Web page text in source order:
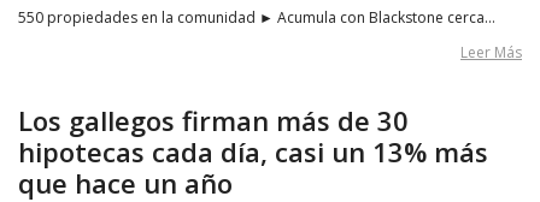
550 propiedades en la comunidad ► Acumula con Blackstone cerca…
Leer Más
Los gallegos firman más de 30
hipotecas cada día, casi un 13% más
que hace un año